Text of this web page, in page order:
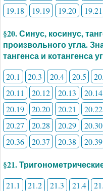
19.18
19.19 19.20 19.21
§20. Синус, косинус,
произвольного угла.
тангенса и котангенса
20.1 20.3 20.4 20.5
20.11
20.12 20.13 20.14
20.19
20.20 20.21 20.22
20.27
20.28 20.29 20.30
20.36
20.37 20.38 20.39
§21.
21.1 21.2 21.3 21.4